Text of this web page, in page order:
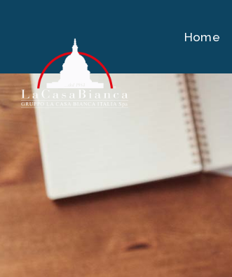
Home